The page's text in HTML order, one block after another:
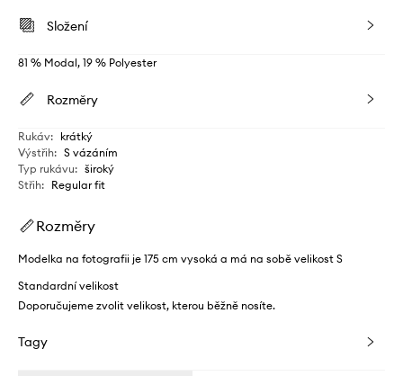
Složení
81 % Modal, 19 % Polyester
Rozměry
Rukáv: krátký
Výstřih: S vázáním
Typ rukávu: široký
Střih: Regular fit
Rozměry
Modelka na fotografii je 175 cm vysoká a má na sobě velikost S
Standardní velikost
Doporučujeme zvolit velikost, kterou běžně nosíte.
Tagy